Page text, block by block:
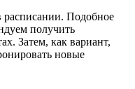
расписании. Подобное
получить
Затем, как вариант,
новые